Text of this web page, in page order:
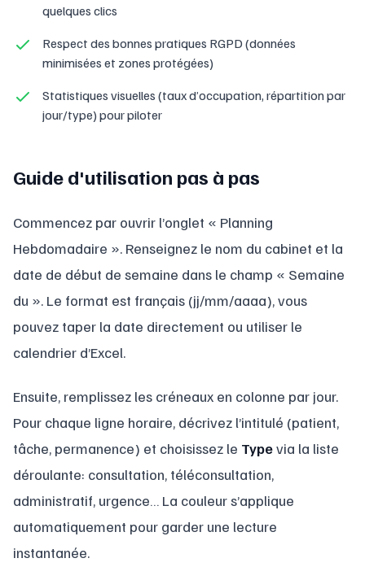
quelques clics
Respect des bonnes pratiques RGPD (données
minimisées et zones protégées)
Statistiques visuelles (taux d’occupation, répartition par
jour/type) pour piloter
Guide d'utilisation pas à pas
Commencez par ouvrir l’onglet « Planning
Hebdomadaire ». Renseignez le nom du cabinet et la
date de début de semaine dans le champ « Semaine
du ». Le format est français (jj/mm/aaaa), vous
pouvez taper la date directement ou utiliser le
calendrier d’Excel.
Ensuite, remplissez les créneaux en colonne par jour.
Pour chaque ligne horaire, décrivez l’intitulé (patient,
tâche, permanence) et choisissez le Typevia la liste
déroulante: consultation, téléconsultation,
administratif, urgence… La couleur s’applique
automatiquement pour garder une lecture
instantanée.